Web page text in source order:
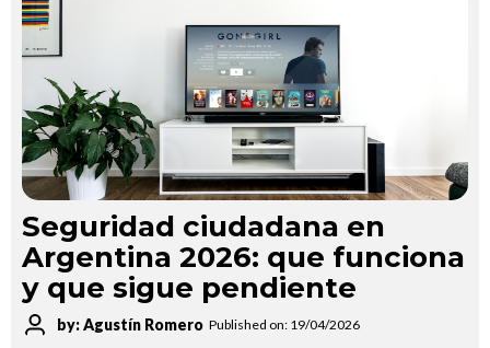
Seguridad ciudadana en
Argentina 2026: que funciona
y que sigue pendiente
by: Agustín Romero Published on: 19/04/2026